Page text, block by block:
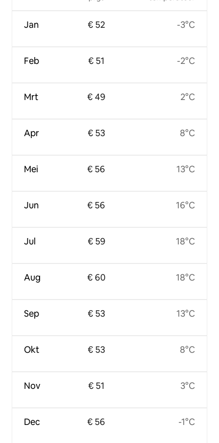
Jan
Feb
Mrt
Apr
Mei
Jun
Jul
Aug
Sep
Okt
Nov
Dec
€ 52
€ 51
€ 49
€ 53
€ 56
€ 56
€ 59
€ 60
€ 53
€ 53
€ 51
€ 56
-3°C
-2°C
2°C
8°C
13°C
16°C
18°C
18°C
13°C
8°C
3°C
-1°C